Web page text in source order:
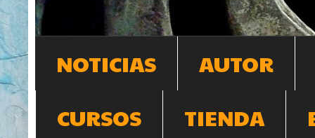
NOTICIAS
AUTOR
CURSOS
TIENDA